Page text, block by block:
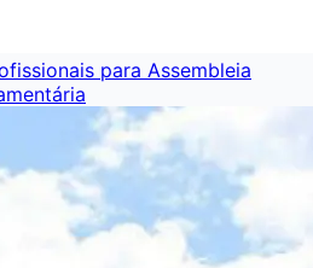
para Assembleia